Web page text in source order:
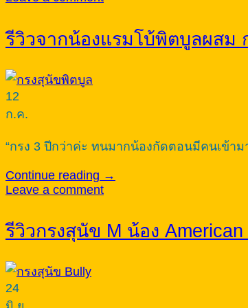
รีวิวจากน้องแรมโบ้พิตบูลผสม
12
ก.ค.
“กรง 3 ปีกว่าค่ะ ทนมากน้องกัดตอนมีคนเข้าม
Continue reading →
Leave a comment
รีวิวกรงสุนัข M น้อง American
24